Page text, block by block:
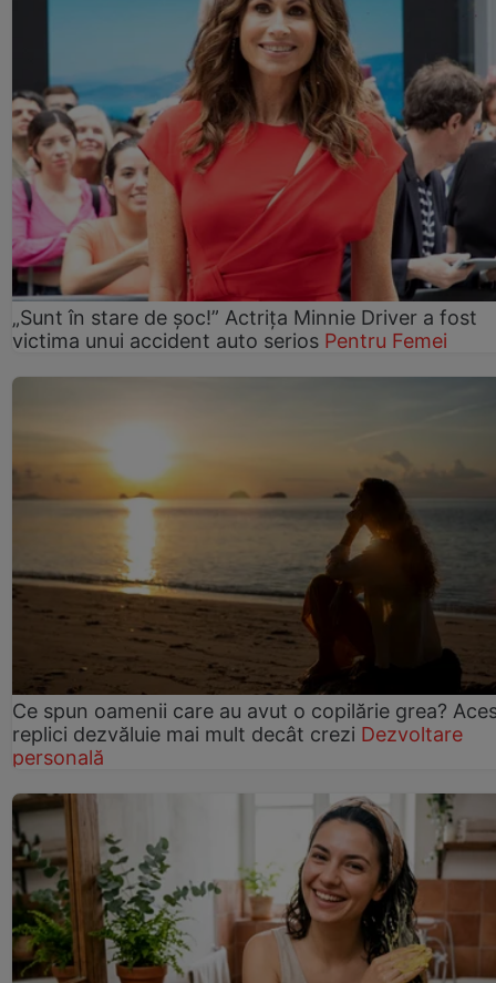
„Sunt în stare de șoc!” Actrița Minnie Driver a fost
victima unui accident auto serios Pentru Femei
Ce spun oamenii care au avut o copilărie grea?
replici dezvăluie mai mult decât crezi Dezvoltare
personală